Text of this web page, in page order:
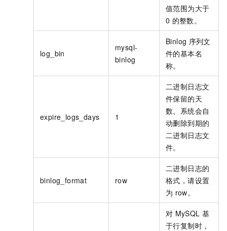
值范围为大于
0 的整数。
log_bin
mysql-
binlog
Binlog 序列文
件的基本名
称。
expire_logs_days 1
二进制日志文
件保留的天
数。系统会自
动删除到期的
二进制日志文
件。
binlog_format row
二进制日志的
格式，请设置
为 row。
对 MySQL 基
于行复制时，